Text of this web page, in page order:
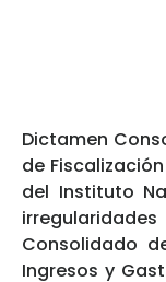
Dictamen
de
del Instituto
Consolidado
Ingresos y